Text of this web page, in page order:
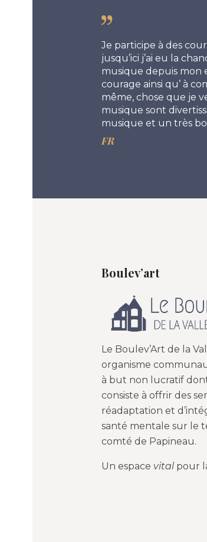
Je participe à des
jusqu’ici j’ai eu la
musique depuis mon
courage ainsi qu’ à
même, chose que je
musique sont
musique et un très
FR
Boulev’art
Le Boulev’Art de la
organisme
à but non lucratif
consiste à offrir des
réadaptation et
santé mentale sur le
comté de Papineau.
Un espace vitalpour